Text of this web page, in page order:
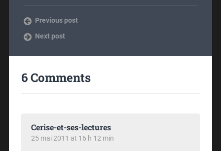
Previous post
Next post
6 Comments
Cerise-et-ses-lectures
25 mai 2011 at 16 h 12 min